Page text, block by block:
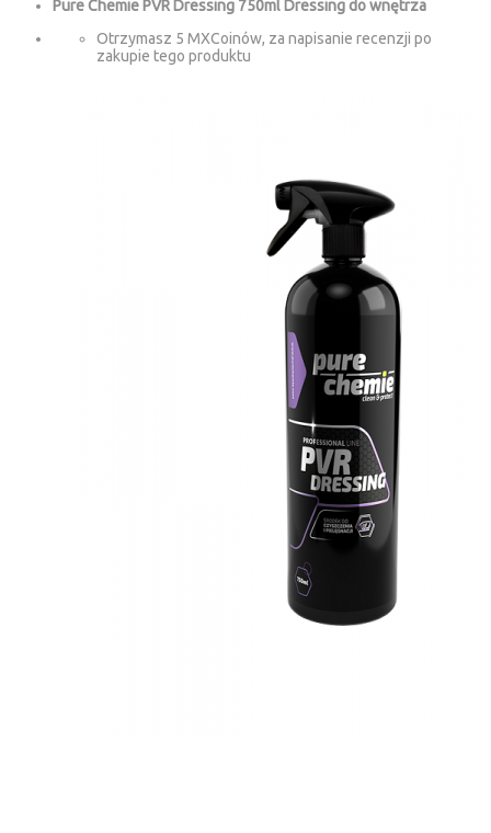
Pure Chemie PVR Dressing 750ml Dressing do wnętrza
Otrzymasz 5 MXCoinów, za napisanie recenzji po
zakupie tego produktu